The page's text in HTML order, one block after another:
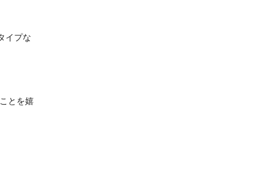
イプな
とを嬉